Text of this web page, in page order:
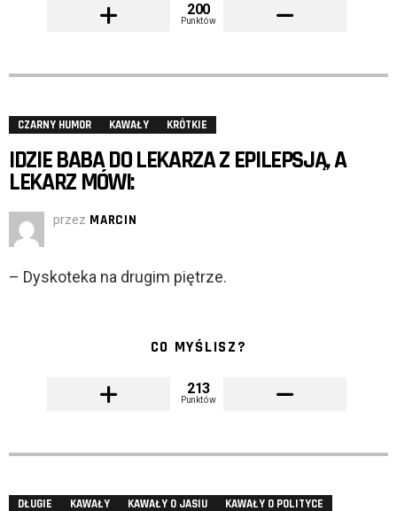
200
Punktów
CZARNY HUMOR KAWAŁY KRÓTKIE
IDZIE BABA DO LEKARZA Z EPILEPSJĄ, A
LEKARZ MÓWI:
przez MARCIN
– Dyskoteka na drugim piętrze.
CO MYŚLISZ?
213
Punktów
DŁUGIE KAWAŁY KAWAŁY O JASIU KAWAŁY O POLITYCE